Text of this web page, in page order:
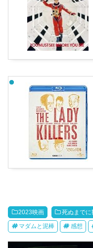
2023映画 死ぬまで
マダムと泥棒 感想